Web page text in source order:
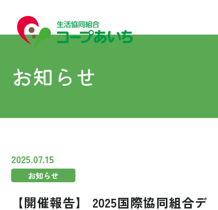
コープあいちについて
お知らせ
2025.07.15
お知らせ
【開催報告】 2025国際協同組合デ